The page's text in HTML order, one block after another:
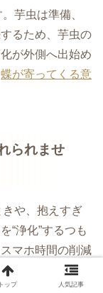
芋虫は準備、
るため、芋虫の
が外側へ出始め
蝶が寄ってくる意
られませ
や、抱えすぎ
“浄化”するつも
マホ時間の削減
整えて」という
ると驚くほど気
トップ 人気記事